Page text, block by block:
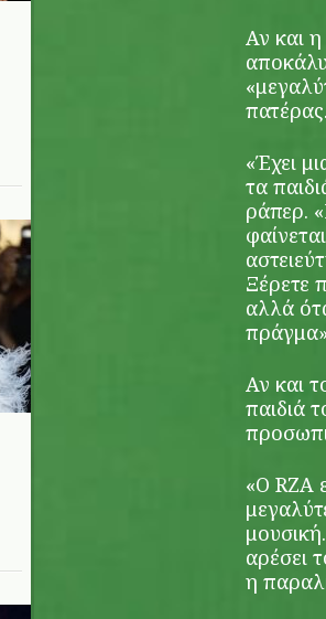
Αν και η
πατέρας.
«Έχει
τα
ράπερ.
Ξέρετε
αλλά
Αν και
παιδιά
«Ο RZA
αρέσει
η